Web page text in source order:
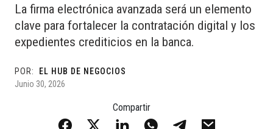
La firma electrónica avanzada será un elemento
clave para fortalecer la contratación digital y los
expedientes crediticios en la banca.
POR:
EL HUB DE NEGOCIOS
Junio 30, 2026
Compartir